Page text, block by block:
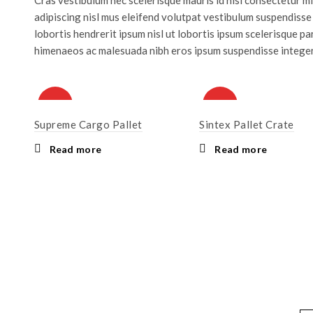
adipiscing nisl mus eleifend volutpat vestibulum
lobortis hendrerit ipsum nisl ut lobortis ipsum scelerisque
himenaeos ac malesuada nibh eros ipsum suspendisse
HOT
Supreme Cargo Pallet
Read more
HOT
Sintex Pallet Crate
Read more